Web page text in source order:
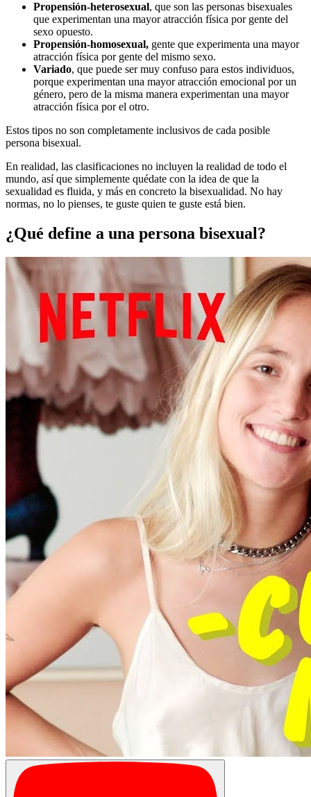
Propensión-heterosexual, que son las personas bisexuales
que experimentan una mayor atracción física por gente del
sexo opuesto.
Propensión-homosexual, gente que experimenta una mayor
atracción física por gente del mismo sexo.
Variado, que puede ser muy confuso para estos individuos,
porque experimentan una mayor atracción emocional por un
género, pero de la misma manera experimentan una mayor
atracción física por el otro.
Estos tipos no son completamente inclusivos de cada posible
persona bisexual.
En realidad, las clasificaciones no incluyen la realidad de todo el
mundo, así que simplemente quédate con la idea de que la
sexualidad es fluida, y más en concreto la bisexualidad. No hay
normas, no lo pienses, te guste quien te guste está bien.
¿Qué define a una persona bisexual?